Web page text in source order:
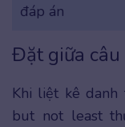
đáp án
Đặt giữa câu
Khi liệt kê danh
but not least